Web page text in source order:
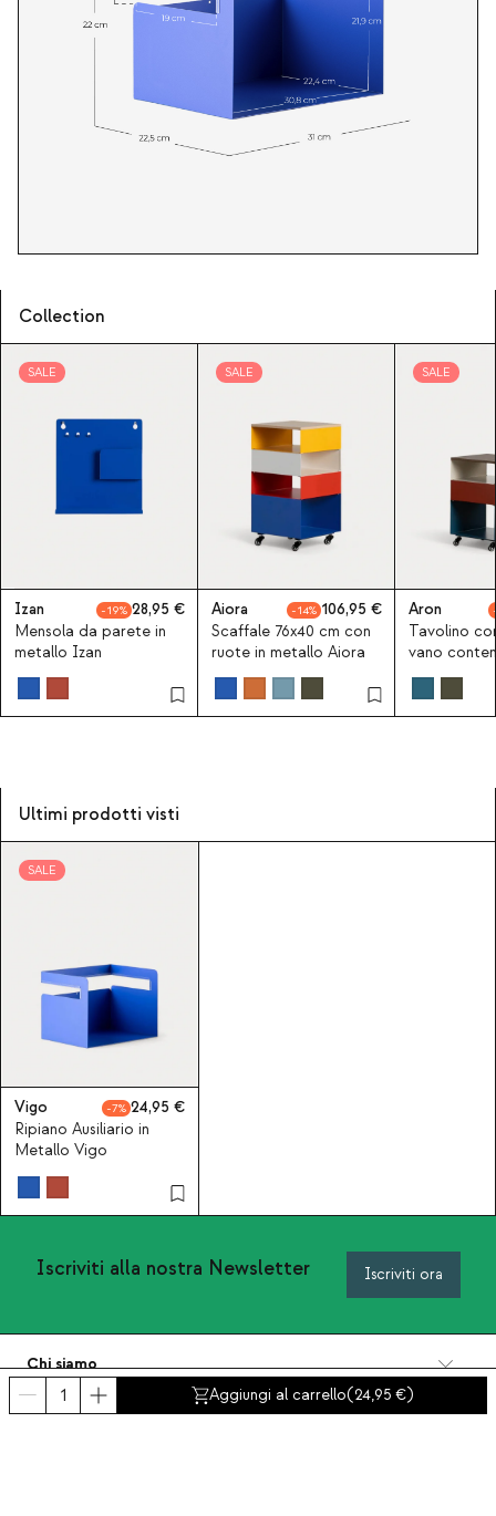
Aggiungi al carrello(24,95 )
Collection
SALE
Izan 19
28,95
Mensola da parete in
metallo Izan
SALE
Aiora 14
106,95
Scaffale 76x40 cm con
ruote in metallo Aiora
SALE
Aron
Tavolino
vano
cm in
Ultimi prodotti visti
SALE
Vigo 7
24,95
Ripiano Ausiliario in
Metallo Vigo
Iscriviti alla nostra Newsletter Iscriviti ora
Chi siamo
Categorie
Contatto e aiuto